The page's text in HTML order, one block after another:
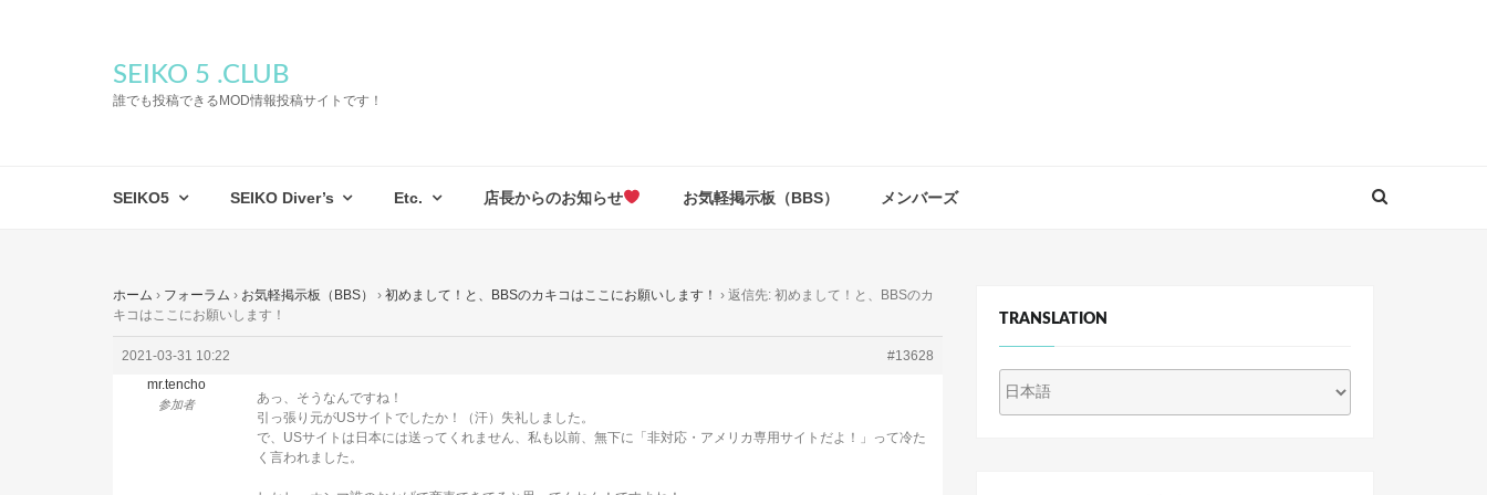
SEIKO 5 .CLUB
誰でも投稿できるMOD情報投稿サイトです！
SEIKO5 SEIKO Diver’s Etc. 店長からのお知らせ お気軽掲示板（BBS） メンバーズ
ホーム › フォーラム › お気軽掲示板（BBS） › 初めまして！と、BBSのカキコはここにお願いします！ › 返信先: 初めまして！と、BBSのカ
キコはここにお願いします！
2021-03-31 10:22
#13628
mr.tencho
参加者
あっ、そうなんですね！
引っ張り元がUSサイトでしたか！（汗）失礼しました。
で、USサイトは日本には送ってくれません、私も以前、無下に「非対応・アメリカ専用サイトだよ！」って冷た
く言われました。
TRANSLATION